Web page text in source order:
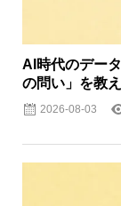
AI時代のデー
の問い」を教
2026-08-03